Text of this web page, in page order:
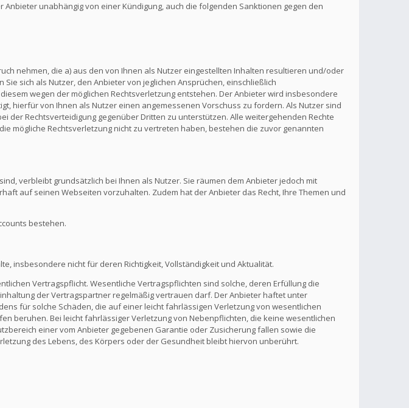
unabhängig von einer Kündigung, auch die folgenden Sanktionen gegen den
nehmen, die a) aus den von Ihnen als Nutzer eingestellten Inhalten resultieren und/oder
sich als Nutzer, den Anbieter von jeglichen Ansprüchen, einschließlich
wegen der möglichen Rechtsverletzung entstehen. Der Anbieter wird insbesondere
hierfür von Ihnen als Nutzer einen angemessenen Vorschuss zu fordern. Als Nutzer sind
der Rechtsverteidigung gegenüber Dritten zu unterstützen. Alle weitergehenden Rechte
mögliche Rechtsverletzung nicht zu vertreten haben, bestehen die zuvor genannten
verbleibt grundsätzlich bei Ihnen als Nutzer. Sie räumen dem Anbieter jedoch mit
auf seinen Webseiten vorzuhalten. Zudem hat der Anbieter das Recht, Ihre Themen und
bestehen.
insbesondere nicht für deren Richtigkeit, Vollständigkeit und Aktualität.
Vertragspflicht. Wesentliche Vertragspflichten sind solche, deren Erfüllung die
der Vertragspartner regelmäßig vertrauen darf. Der Anbieter haftet unter
für solche Schäden, die auf einer leicht fahrlässigen Verletzung von wesentlichen
beruhen. Bei leicht fahrlässiger Verletzung von Nebenpflichten, die keine wesentlichen
einer vom Anbieter gegebenen Garantie oder Zusicherung fallen sowie die
des Lebens, des Körpers oder der Gesundheit bleibt hiervon unberührt.